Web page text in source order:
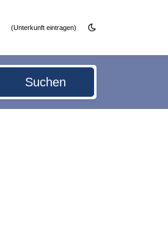
(Unterkunft eintragen)
Suchen